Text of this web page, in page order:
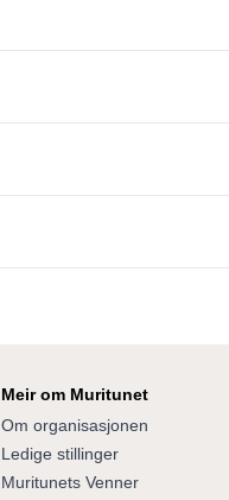
Meir om Muritunet
Om organisasjonen
Ledige stillinger
Muritunets Venner